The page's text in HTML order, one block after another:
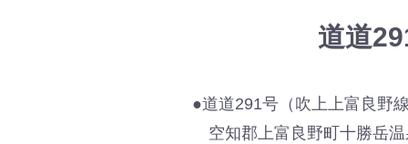
道道
●道道291号（吹上上富良野
空知郡上富良野町十勝岳